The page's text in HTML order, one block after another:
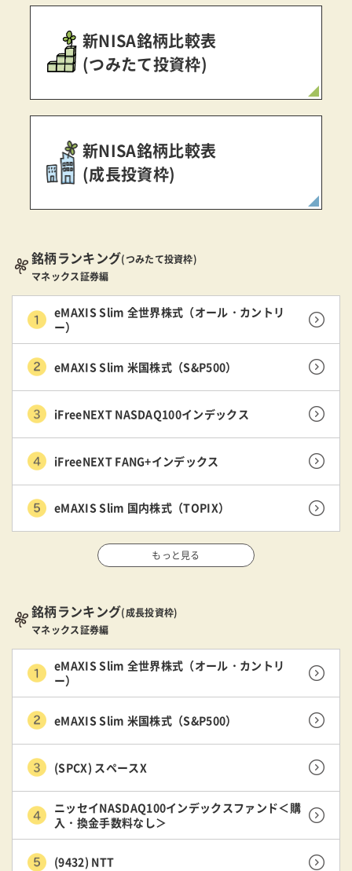
新NISA銘柄比較表
(つみたて投資枠)
新NISA銘柄比較表
(成長投資枠)
銘柄ランキング(つみたて投資枠)
マネックス証券編
eMAXIS Slim 全世界株式（オール・カントリ
ー）
eMAXIS Slim 米国株式（S&P500）
iFreeNEXT NASDAQ100インデックス
iFreeNEXT FANG+インデックス
eMAXIS Slim 国内株式（TOPIX）
もっと見る
銘柄ランキング(成長投資枠)
マネックス証券編
eMAXIS Slim 全世界株式（オール・カントリ
ー）
eMAXIS Slim 米国株式（S&P500）
(SPCX) スペースX
ニッセイNASDAQ100インデックスファンド＜購
入・換金手数料なし＞
(9432) NTT